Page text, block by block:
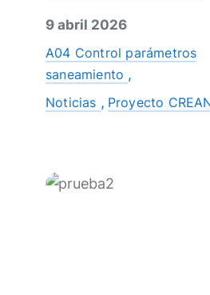
9 abril 2026
A04 Control parámetros
saneamiento
Noticias
Proyecto